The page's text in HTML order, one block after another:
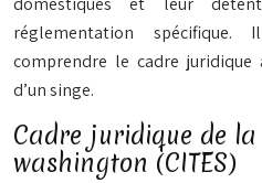
réglementation
comprendre le cadre juridique
d’un singe.
Cadre juridique de
washington (CITES)